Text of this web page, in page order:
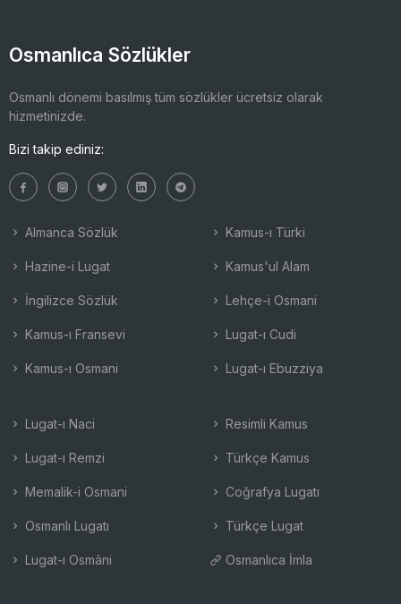
Osmanlıca Sözlükler
Osmanlı dönemi basılmış tüm sözlükler ücretsiz olarak
hizmetinizde.
Bizi takip ediniz:
Almanca Sözlük
Hazine-i Lugat
İngilizce Sözlük
Kamus-ı Fransevi
Kamus-ı Osmani
Kamus-ı Türki
Kamus'ul Alam
Lehçe-i Osmani
Lugat-ı Cudi
Lugat-ı Ebuzziya
Lugat-ı Naci
Lugat-ı Remzi
Memalik-i Osmani
Osmanlı Lugatı
Lugat-ı Osmâni
Resimli Kamus
Türkçe Kamus
Coğrafya Lugatı
Türkçe Lugat
Osmanlıca İmla